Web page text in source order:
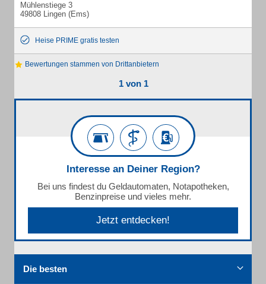
Mühlenstiege 3
49808 Lingen (Ems)
Heise PRIME gratis testen
Bewertungen stammen von Drittanbietern
1 von 1
Interesse an Deiner Region?
Bei uns findest du Geldautomaten, Notapotheken,
Benzinpreise und vieles mehr.
Jetzt entdecken!
Die besten